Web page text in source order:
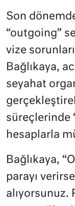
Son
“outgoing”
vize sorunları
Bağlıkaya,
seyahat
süreçlerinde
hesaplarla
Bağlıkaya,
parayı
alıyorsunuz.